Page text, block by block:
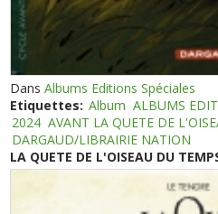
DansAlbums Editions Spéciales
Etiquettes: Album ALBUMS
2024 AVANT LA QUETE DE
DARGAUD/LIBRAIRIE NATION
LA QUETE DE L'OISEAU DU